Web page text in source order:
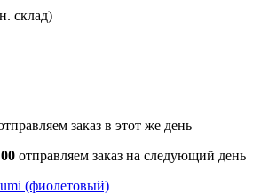
склад)
заказ в этот же день
отправляем заказ на следующий день